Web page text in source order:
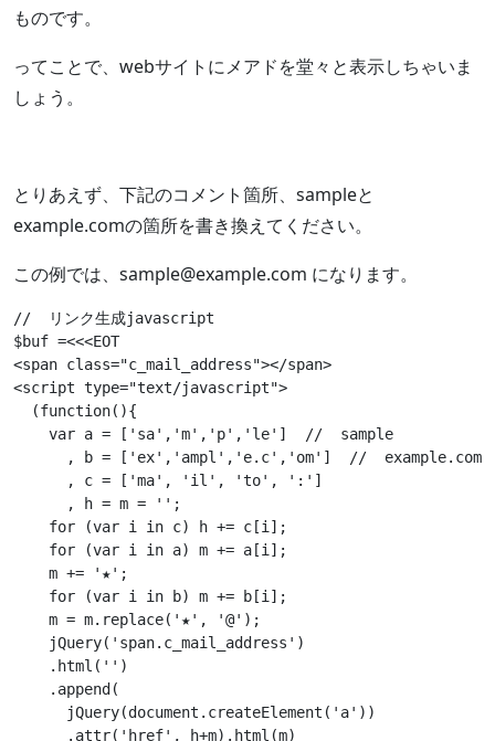
ものです。
ってことで、webサイトにメアドを堂々と表示しちゃいま
しょう。
とりあえず、下記のコメント箇所、sampleと
example.comの箇所を書き換えてください。
この例では、sample@example.com になります。
//  リンク生成javascript
$buf =<<<
<span class="c_mail_address"></span>
<script type="text/javascript">
  (
function(){
var a = [ 'sa' , 'm' , 'p' , 'le' ]
//  sample
      , b =
[ 'ex' , 'ampl' , 'e.c' , 'om' ]
//  example.com
      , c =
[ 'ma' , 'il' , 'to' , ':' ]
      , h = m =
'' ;
for (var i in c) h += c [i ] ;
for (var i in a) m += a [i ] ;
    m +=
'★' ;
for (var i in b) m += b [i ] ;
    m = m.replace
( '★' , '@' ) ;
    jQuery
( 'span.c_mail_address'
    .html
( ''
    .append
      jQuery
(document .createElement ( 'a'
      .attr
( 'href' , h+m) .html (m)